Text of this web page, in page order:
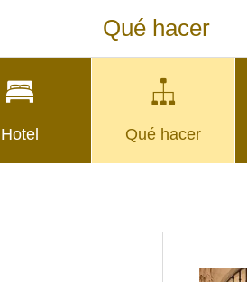
Qué hacer
Hotel Qué hacer